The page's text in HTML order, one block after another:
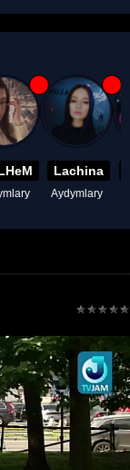
Lachina
Aydymlary